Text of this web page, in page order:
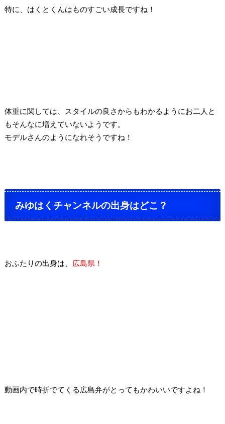
特に、はくとくんはものすごい成長ですね！
体重に関しては、スタイルの良さからもわかるようにお二人と
もそんなに増えていないようです。
モデルさんのようになれそうですね！
みゆはくチャンネルの出身はどこ？
おふたりの出身は、 広島県！
動画内で時折でてくる広島弁がとってもかわいいですよね！